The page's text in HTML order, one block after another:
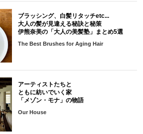
ブラッシング、白髪リタッチetc...
大人の髪が見違える秘訣と秘策
伊熊奈美の「大人の美髪塾」まとめ5選
The Best Brushes for Aging Hair
アーティストたちと
ともに紡いでいく家
「メゾン・モナ」の物語
Our House